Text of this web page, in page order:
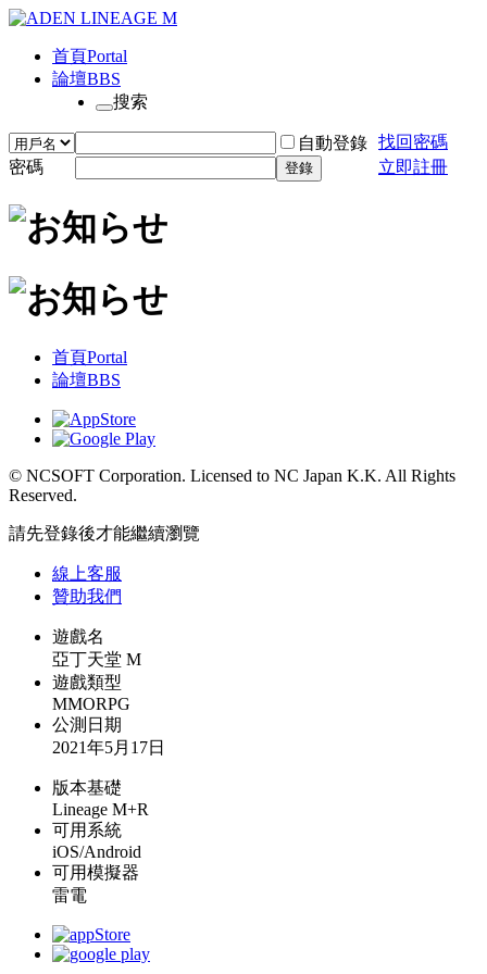
首頁Portal
論壇BBS
搜索
自動登錄 找回密碼
密碼
登錄 立即註冊
首頁Portal
論壇BBS
© NCSOFT Corporation. Licensed to NC Japan K.K. All Rights
Reserved.
請先登錄後才能繼續瀏覽
線上客服
贊助我們
遊戲名
亞丁天堂 M
遊戲類型
MMORPG
公測日期
2021年5月17日
版本基礎
Lineage M+R
可用系統
iOS/Android
可用模擬器
雷電